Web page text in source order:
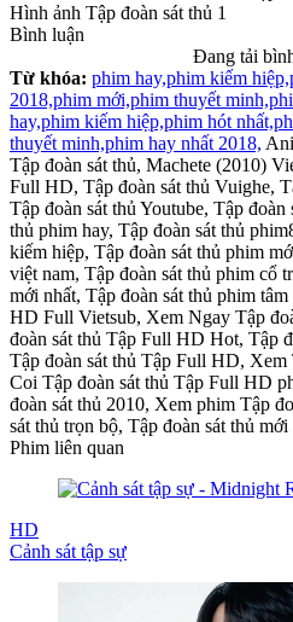
Hình ảnh Tập đoàn sát thủ 1
Bình luận
Đang tải
Từ khóa: phim hay,phim kiếm hiệp,
2018,phim mới,phim thuyết minh,
hay,phim kiếm hiệp,phim hót nhất,
thuyết minh,phim hay nhất 2018,
Tập đoàn sát thủ, Machete (2010)
Full HD, Tập đoàn sát thủ Vuighe,
Tập đoàn sát thủ Youtube, Tập
thủ phim hay, Tập đoàn sát thủ
kiếm hiệp, Tập đoàn sát thủ phim
việt nam, Tập đoàn sát thủ phim cổ
mới nhất, Tập đoàn sát thủ phim
HD Full Vietsub, Xem Ngay Tập
đoàn sát thủ Tập Full HD Hot, Tập
Tập đoàn sát thủ Tập Full HD,
Coi Tập đoàn sát thủ Tập Full HD
đoàn sát thủ 2010, Xem phim Tập
sát thủ trọn bộ, Tập đoàn sát thủ mới
Phim liên quan
HD
Cảnh sát tập sự